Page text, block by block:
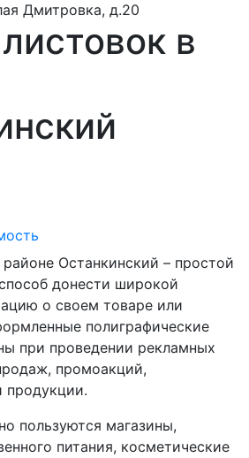
Дмитровка, д.20
в
Останкинский – простой
донести широкой
о своем товаре или
полиграфические
при проведении рекламных
промоакций,
продукции.
пользуются магазины,
питания, косметические